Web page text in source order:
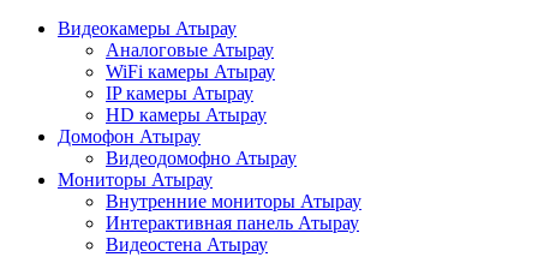
Видеокамеры Атырау
Аналоговые Атырау
WiFi камеры Атырау
IP камеры Атырау
HD камеры Атырау
Домофон Атырау
Видеодомофно Атырау
Мониторы Атырау
Внутренние мониторы Атырау
Интерактивная панель Атырау
Видеостена Атырау